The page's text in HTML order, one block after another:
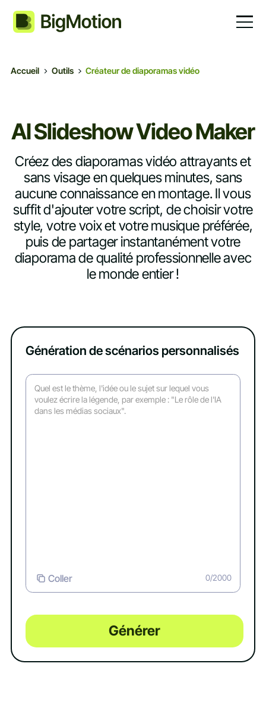
Accueil Outils Créateur de diaporamas vidéo
AI Slideshow Video Maker
Créez des diaporamas vidéo attrayants et
sans visage en quelques minutes, sans
aucune connaissance en montage. Il vous
suffit d'ajouter votre script, de choisir votre
style, votre voix et votre musique préférée,
puis de partager instantanément votre
diaporama de qualité professionnelle avec
le monde entier !
Génération de scénarios personnalisés
Coller 0/2000
Générer